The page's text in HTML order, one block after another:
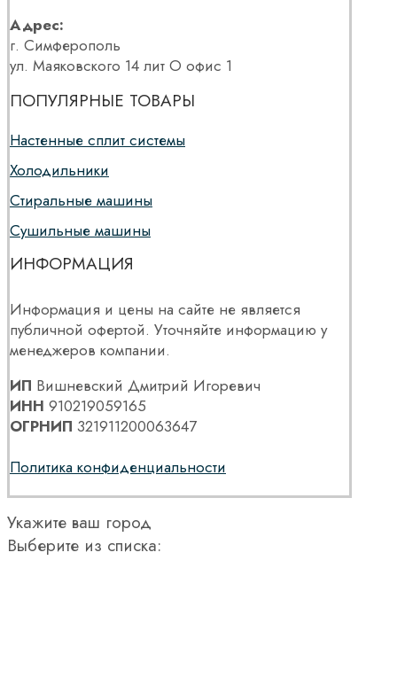
Адрес:
г. Симферополь
ул. Маяковского 14 лит О офис 1
ПОПУЛЯРНЫЕ ТОВАРЫ
Настенные сплит системы
Холодильники
Стиральные машины
Сушильные машины
ИНФОРМАЦИЯ
Информация и цены на сайте не является
публичной офертой. Уточняйте информацию у
менеджеров компании.
ИП Вишневский Дмитрий Игоревич
ИНН 910219059165
ОГРНИП 321911200063647
Политика конфиденциальности
Укажите ваш город
Выберите из списка: